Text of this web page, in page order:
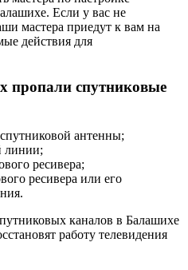
Если у вас не
мастера приедут к вам на
действия для
пропали спутниковые
антенны;
линии;
ресивера;
ресивера или его
каналов в Балашихе
работу телевидения